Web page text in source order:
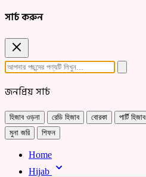
সার্চ করুন
জনপ্রিয় সার্চ
হিজাব ওড়না রেডি হিজাব বোরকা পার্টি হিজাব
মুনা জরি
শিফন
Home
Hijab